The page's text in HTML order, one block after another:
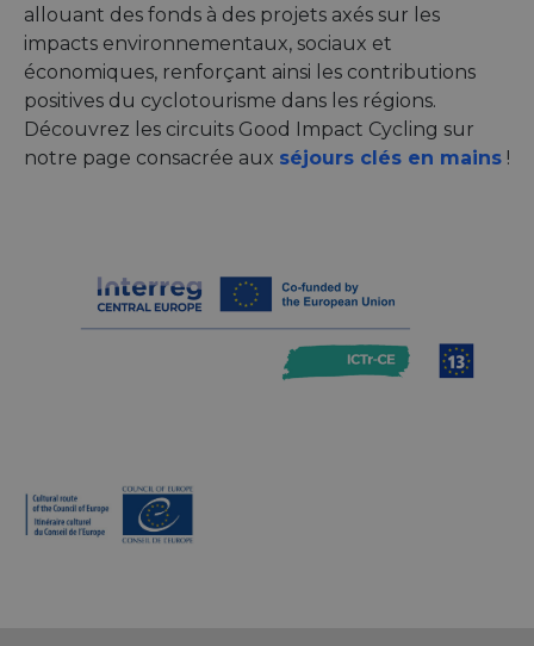
allouant des fonds à des projets axés sur les
impacts environnementaux, sociaux et
économiques, renforçant ainsi les contributions
positives du cyclotourisme dans les régions.
Découvrez les circuits Good Impact Cycling sur
notre page consacrée aux séjours clés en mains !